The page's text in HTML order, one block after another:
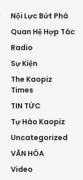
Nội Lực Bứt Phá
Quan Hệ Hợp Tác
Radio
Sự Kiện
The Kaopiz
Times
TIN TỨC
Tự Hào Kaopiz
Uncategorized
VĂN HÓA
Video